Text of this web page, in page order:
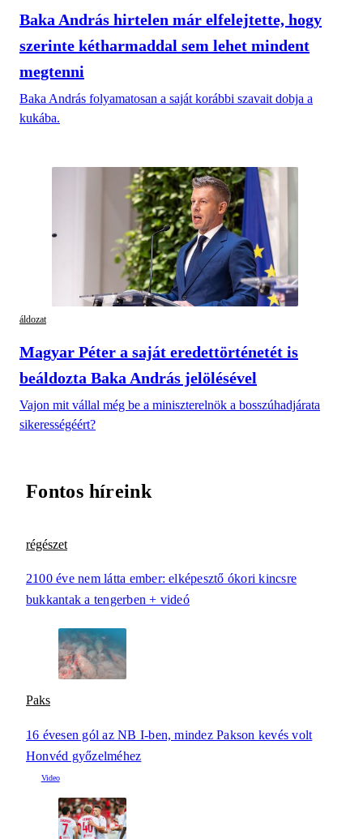
Baka András hirtelen már elfelejtette, hogy
szerinte kétharmaddal sem lehet mindent
megtenni
Baka András folyamatosan a saját korábbi szavait dobja a
kukába.
áldozat
Magyar Péter a saját eredettörténetét is
beáldozta Baka András jelölésével
Vajon mit vállal még be a miniszterelnök a bosszúhadjárata
sikerességéért?
Fontos híreink
régészet
2100 éve nem látta ember: elképesztő ókori kincsre
bukkantak a tengerben + videó
Paks
16 évesen gól az NB I-ben, mindez Pakson kevés volt
Honvéd győzelméhez